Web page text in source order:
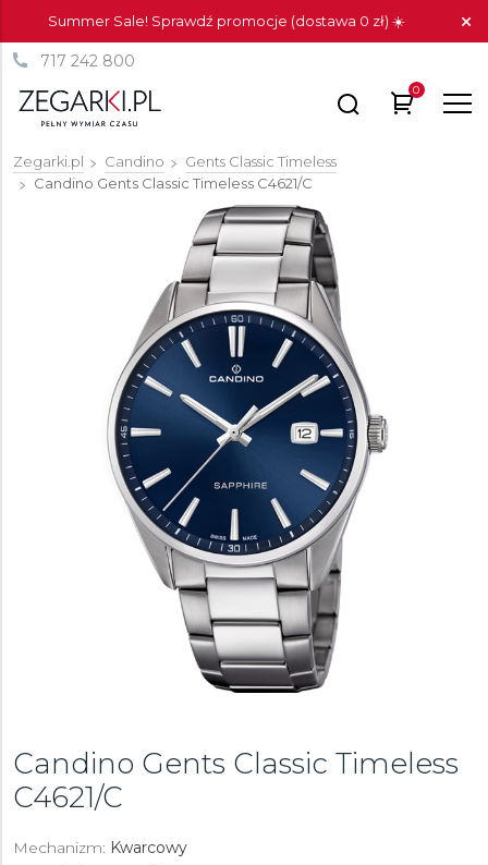
Summer Sale! Sprawdź promocje (dostawa 0 zł) ☀️
717 242 800
0
Zegarki.pl Candino
Gents Classic Timeless
Candino Gents Classic Timeless C4621/C
Candino Gents Classic Timeless
C4621/C
Mechanizm: Kwarcowy